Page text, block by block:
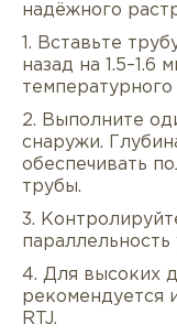
надёжного
1. Вставьте
назад на 1.5–1.6
2. Выполните
снаружи.
обеспечивать
трубы.
3.
4. Для высоких
рекомендуется
RTJ.